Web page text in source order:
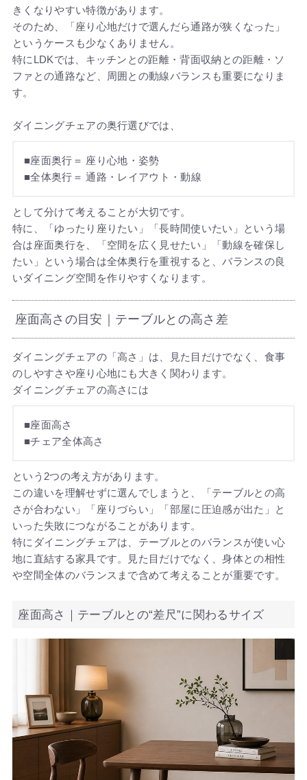
きくなりやすい特徴があります。
そのため、「座り心地だけで選んだら通路が狭くなった」
というケースも少なくありません。
特にLDKでは、キッチンとの距離・背面収納との距離・ソ
ファとの通路など、周囲との動線バランスも重要になりま
す。
ダイニングチェアの奥行選びでは、
■座面奥行＝ 座り心地・姿勢
■全体奥行＝ 通路・レイアウト・動線
として分けて考えることが大切です。
特に、「ゆったり座りたい」「長時間使いたい」という場
合は座面奥行を、「空間を広く見せたい」「動線を確保し
たい」という場合は全体奥行を重視すると、バランスの良
いダイニング空間を作りやすくなります。
座面高さの目安｜テーブルとの高さ差
ダイニングチェアの「高さ」は、見た目だけでなく、食事
のしやすさや座り心地にも大きく関わります。
ダイニングチェアの高さには
■座面高さ
■チェア全体高さ
という2つの考え方があります。
この違いを理解せずに選んでしまうと、「テーブルとの高
さが合わない」「座りづらい」「部屋に圧迫感が出た」と
いった失敗につながることがあります。
特にダイニングチェアは、テーブルとのバランスが使い心
地に直結する家具です。見た目だけでなく、身体との相性
や空間全体のバランスまで含めて考えることが重要です。
座面高さ｜テーブルとの“差尺”に関わるサイズ